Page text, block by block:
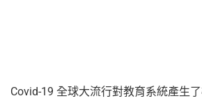
Covid-19 全球大流行對教育系統產生